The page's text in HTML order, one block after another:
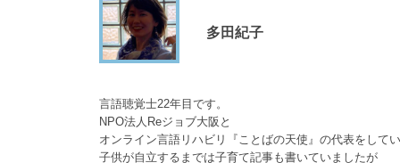
多田紀子
言語聴覚士22年目です。
NPO法人Reジョブ大阪と
オンライン言語リハビリ『ことばの天使』の代表をしてい
子供が自立するまでは子育て記事も書いていましたが